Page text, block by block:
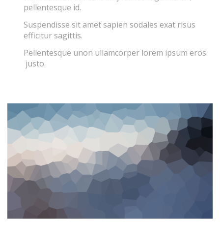
pellentesque id.
Suspendisse sit amet sapien sodales exat risus
efficitur sagittis.
Pellentesque unon ullamcorper lorem ipsum eros
justo.